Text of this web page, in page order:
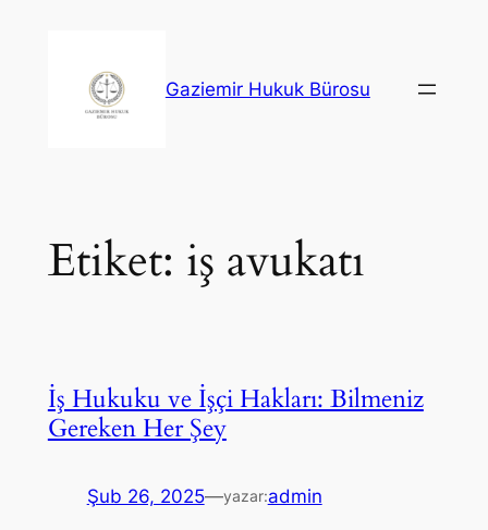
Gaziemir Hukuk Bürosu
Etiket: iş avukatı
İş Hukuku ve İşçi Hakları: Bilmeniz
Gereken Her Şey
Şub 26, 2025—yazar:admin